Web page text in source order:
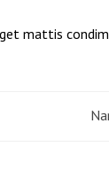
mattis